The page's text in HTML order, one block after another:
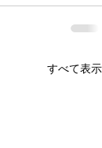
すべて表示